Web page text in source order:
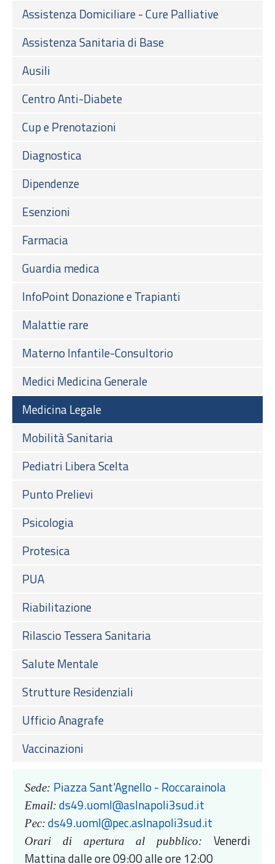
Assistenza Domiciliare - Cure Palliative
Assistenza Sanitaria di Base
Ausili
Centro Anti-Diabete
Cup e Prenotazioni
Diagnostica
Dipendenze
Esenzioni
Farmacia
Guardia medica
InfoPoint Donazione e Trapianti
Malattie rare
Materno Infantile-Consultorio
Medici Medicina Generale
Medicina Legale
Mobilità Sanitaria
Pediatri Libera Scelta
Punto Prelievi
Psicologia
Protesica
PUA
Riabilitazione
Rilascio Tessera Sanitaria
Salute Mentale
Strutture Residenziali
Ufficio Anagrafe
Vaccinazioni
Sede: Piazza Sant'Agnello - Roccarainola
Email: ds49.uoml@aslnapoli3sud.it
Pec: ds49.uoml@pec.aslnapoli3sud.it
Orari di apertura al pubblico: Venerdi
Mattina dalle ore 09:00 alle ore 12:00